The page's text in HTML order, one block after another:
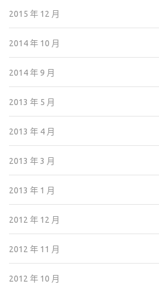
2015 年 12 月
2014 年 10 月
2014 年 9 月
2013 年 5 月
2013 年 4 月
2013 年 3 月
2013 年 1 月
2012 年 12 月
2012 年 11 月
2012 年 10 月